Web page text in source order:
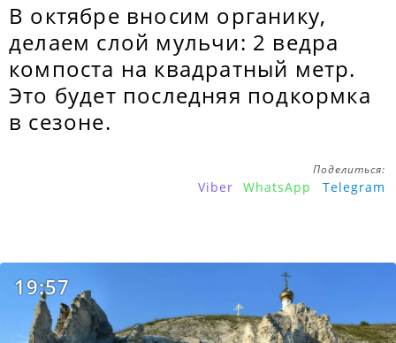
В октябре вносим органику,
делаем слой мульчи: 2 ведра
компоста на квадратный метр.
Это будет последняя подкормка
в сезоне.
Поделиться:
Viber WhatsApp Telegram
19:57